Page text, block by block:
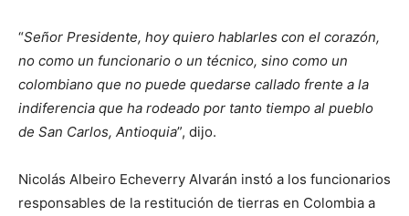
“Señor Presidente, hoy quiero hablarles con el corazón,
no como un funcionario o un técnico, sino como un
colombiano que no puede quedarse callado frente a la
indiferencia que ha rodeado por tanto tiempo al pueblo
de San Carlos, Antioquia”, dijo.
Nicolás Albeiro Echeverry Alvarán instó a los funcionarios
responsables de la restitución de tierras en Colombia a